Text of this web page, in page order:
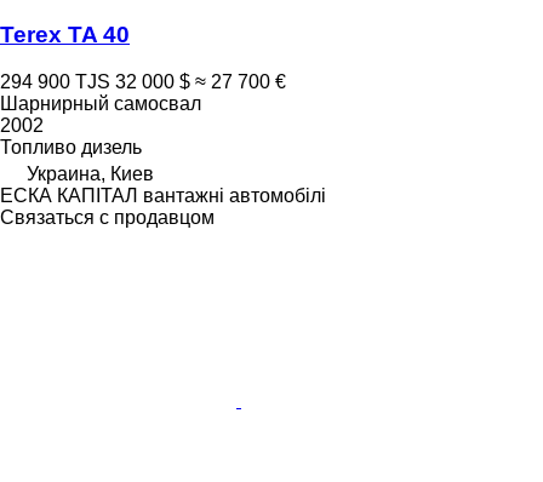
Terex TA 40
294 900 TJS 32 000 $ ≈ 27 700 €
Шарнирный самосвал
2002
Топливо дизель
Украина, Киев
ЕСКА КАПІТАЛ вантажні автомобілі
Связаться с продавцом